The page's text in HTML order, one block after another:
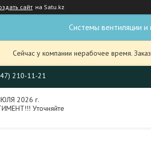
сайт на Satu.kz
Системы вентиляции и
Сейчас у компании нерабочее время.
210-11-21
2026 г.
Уточняйте